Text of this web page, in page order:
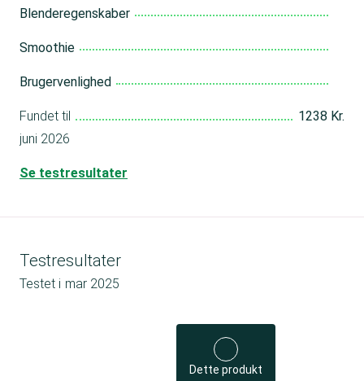
Blenderegenskaber
Smoothie
Brugervenlighed
Fundet til
1238 Kr.
juni 2026
Se testresultater
Testresultater
Testet i mar 2025
Dette produkt